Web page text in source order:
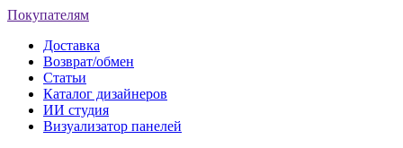
Покупателям
Доставка
Возврат/обмен
Статьи
Каталог дизайнеров
ИИ студия
Визуализатор панелей